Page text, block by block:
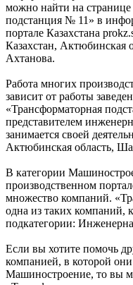
можно найти на
подстанция № 11» в
портале Казахстана
Казахстан, Актюбинская
Ахтанова.
Работа многих
зависит от работы
«Трансформаторная
представителем
занимается своей
Актюбинская область,
В категории
производственном
множество компаний.
одна из таких компаний,
подкатегории:
Если вы хотите помочь
компанией, в которой они
Машиностроение, то вы